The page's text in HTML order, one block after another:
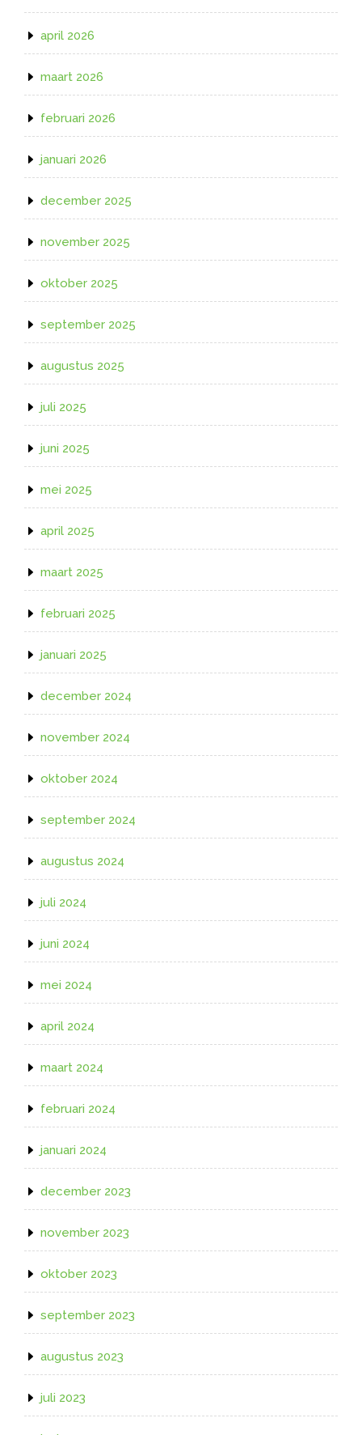
april 2026
maart 2026
februari 2026
januari 2026
december 2025
november 2025
oktober 2025
september 2025
augustus 2025
juli 2025
juni 2025
mei 2025
april 2025
maart 2025
februari 2025
januari 2025
december 2024
november 2024
oktober 2024
september 2024
augustus 2024
juli 2024
juni 2024
mei 2024
april 2024
maart 2024
februari 2024
januari 2024
december 2023
november 2023
oktober 2023
september 2023
augustus 2023
juli 2023